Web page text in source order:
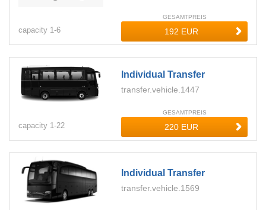
capacity 1-6
GESAMTPREIS
Individual Transfer
transfer.vehicle.1447
capacity 1-22
GESAMTPREIS
Individual Transfer
transfer.vehicle.1569